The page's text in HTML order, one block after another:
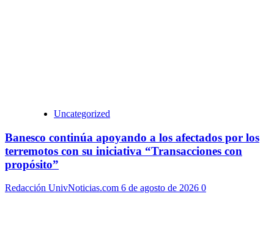
Uncategorized
Banesco continúa apoyando a los afectados por los
terremotos con su iniciativa “Transacciones con
propósito”
Redacción UnivNoticias.com 6 de agosto de 2026 0